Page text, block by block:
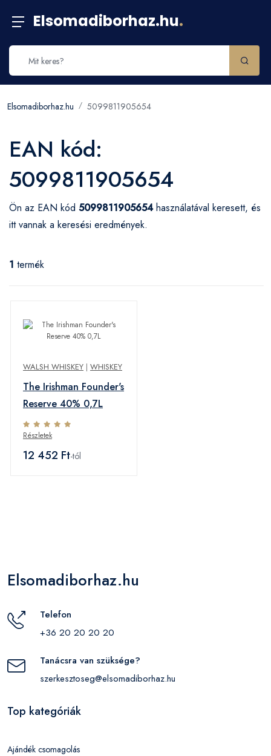
Elsomadiborhaz.hu.
Elsomadiborhaz.hu 5099811905654
EAN kód:
5099811905654
Ön az EAN kód 5099811905654használatával keresett, és
itt vannak a keresési eredmények.
1 termék
WALSH WHISKEY | WHISKEY
The Irishman Founder's
Reserve 40% 0,7L
Részletek
12 452 Ft-tól
Elsomadiborhaz.hu
Telefon
+36 20 20 20 20
Tanácsra van szüksége?
szerkesztoseg@elsomadiborhaz.hu
Top kategóriák
Ajándék csomagolás